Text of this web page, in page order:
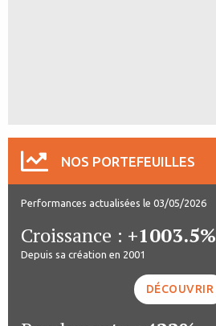
NOS PORTEFEUILLES
Performances actualisées le 03/05/2026
Croissance : +1003.5%
Depuis sa création en 2001
DÉCOUVRIR